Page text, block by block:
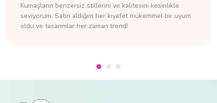
Kumaşların benzersiz stillerini ve kalitesini kesinlikle
seviyorum. Satın aldığım her kıyafet mükemmel bir uyum
oldu ve tasarımlar her zaman trend!